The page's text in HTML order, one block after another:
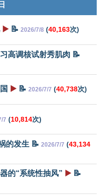
▶️ 📝 2026/7/8 (40,163次)
高调核试射秀肌肉 📝
▶️ 📝 2026/7/7 (40,738次)
7 (10,814次)
的发生 📝 2026/7/7 (43,134
的“系统性抽风” ▶️ 📝